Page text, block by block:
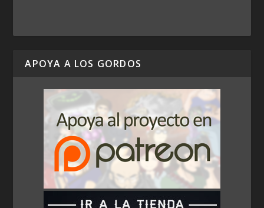
APOYA A LOS GORDOS